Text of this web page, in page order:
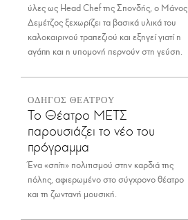
ύλες ως Head Chef της Σπονδής, ο Μάνος
Δεμέτζος ξεχωρίζει τα βασικά υλικά του
καλοκαιρινού τραπεζιού και εξηγεί γιατί η
αγάπη και η υπομονή περνούν στη γεύση.
ΟΔΗΓΟΣ ΘΕΑΤΡΟΥ
Το Θέατρο ΜΕΤΣ
παρουσιάζει το νέο του
πρόγραμμα
Ένα «σπίτι» πολιτισμού στην καρδιά της
πόλης, αφιερωμένο στο σύγχρονο θέατρο
και τη ζωντανή μουσική.